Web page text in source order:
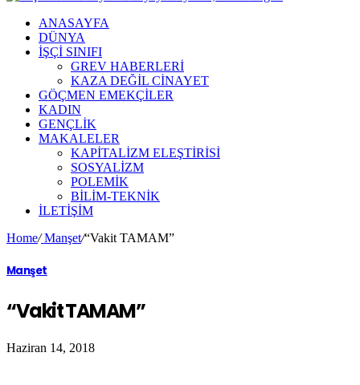
ANASAYFA
DÜNYA
İŞÇİ SINIFI
GREV HABERLERİ
KAZA DEĞİL CİNAYET
GÖÇMEN EMEKÇİLER
KADIN
GENÇLİK
MAKALELER
KAPİTALİZM ELEŞTİRİSİ
SOSYALİZM
POLEMİK
BİLİM-TEKNİK
ILETIŞIM
Home/Manşet/“Vakit TAMAM”
Manşet
“Vakit TAMAM”
Haziran 14, 2018